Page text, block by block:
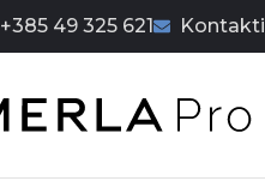
+385 49 325 621